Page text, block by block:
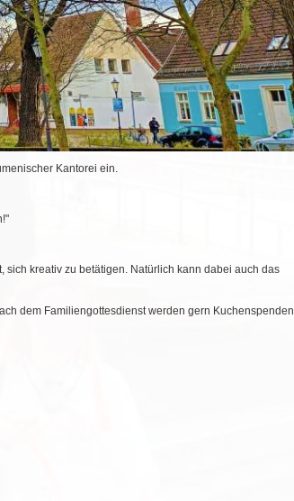
Kantorei ein.
sich kreativ zu betätigen. Natürlich kann dabei auch das
dem Familiengottesdienst werden gern Kuchenspenden